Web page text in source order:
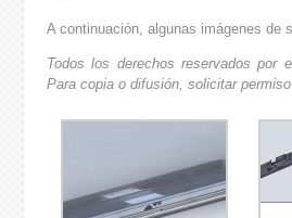
A continuación, algunas imágenes de
Todos los derechos reservados por
Para copia o difusión, solicitar